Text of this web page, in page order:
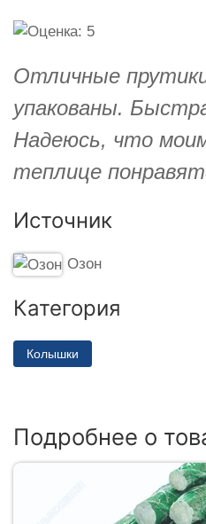
Отличные
упакованы.
Надеюсь, что
теплице
Источник
Озон
Категория
Колышки
Подробнее о